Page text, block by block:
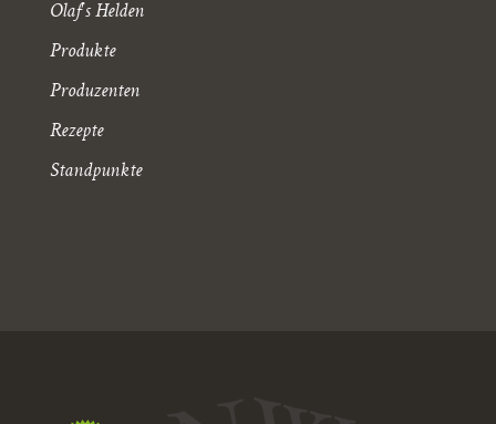
Olaf's Helden
Produkte
Produzenten
Rezepte
Standpunkte